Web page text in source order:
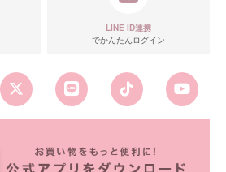
LINE ID連携
でかんたんログイン